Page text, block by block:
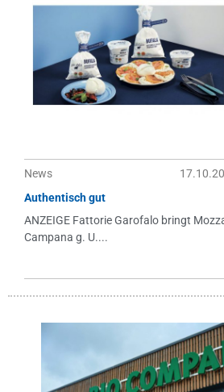
News
Authentisch gut
ANZEIGE Fattorie Garofalo bringt
Campana g. U....